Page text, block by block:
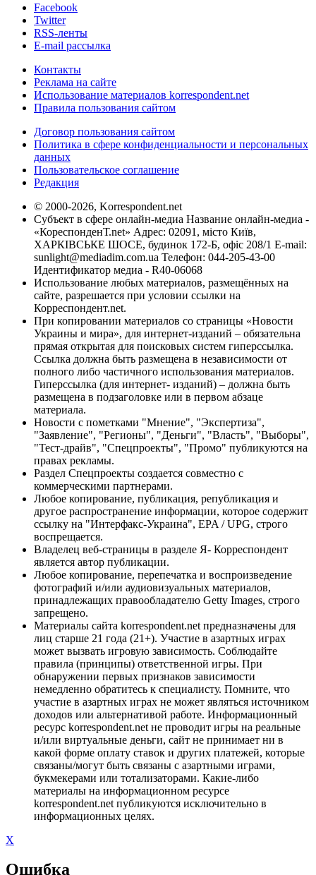
Facebook
Twitter
RSS-ленты
E-mail рассылка
Контакты
Реклама на сайте
Использование материалов korrespondent.net
Правила пользования сайтом
Договор пользования сайтом
Политика в сфере конфиденциальности и персональных
данных
Пользовательское соглашение
Редакция
© 2000-2026, Korrespondent.net
Субъект в сфере онлайн-медиа Название онлайн-медиа -
«КореспонденТ.net» Адрес: 02091, місто Київ,
ХАРКІВСЬКЕ ШОСЕ, будинок 172-Б, офіс 208/1 E-mail:
sunlight@mediadim.com.ua Телефон: 044-205-43-00
Идентификатор медиа - R40-06068
Использование любых материалов, размещённых на
сайте, разрешается при условии ссылки на
Корреспондент.net.
При копировании материалов со страницы «Новости
Украины и мира», для интернет-изданий – обязательна
прямая открытая для поисковых систем гиперссылка.
Ссылка должна быть размещена в независимости от
полного либо частичного использования материалов.
Гиперссылка (для интернет- изданий) – должна быть
размещена в подзаголовке или в первом абзаце
материала.
Новости с пометками "Мнение", "Экспертиза",
"Заявление", "Регионы", "Деньги", "Власть", "Выборы",
"Тест-драйв", "Спецпроекты", "Промо" публикуются на
правах рекламы.
Раздел Спецпроекты создается совместно с
коммерческими партнерами.
Любое копирование, публикация, републикация и
другое распространение информации, которое содержит
ссылку на "Интерфакс-Украина", EPA / UPG, строго
воспрещается.
Владелец веб-страницы в разделе Я- Корреспондент
является автор публикации.
Любое копирование, перепечатка и воспроизведение
фотографий и/или аудиовизуальных материалов,
принадлежащих правообладателю Getty Images, строго
запрещено.
Материалы сайта korrespondent.net предназначены для
лиц старше 21 года (21+). Участие в азартных играх
может вызвать игровую зависимость. Соблюдайте
правила (принципы) ответственной игры. При
обнаружении первых признаков зависимости
немедленно обратитесь к специалисту. Помните, что
участие в азартных играх не может являться источником
доходов или альтернативой работе. Информационный
ресурс korrespondent.net не проводит игры на реальные
и/или виртуальные деньги, сайт не принимает ни в
какой форме оплату ставок и других платежей, которые
связаны/могут быть связаны с азартными играми,
букмекерами или тотализаторами. Какие-либо
материалы на информационном ресурсе
korrespondent.net публикуются исключительно в
информационных целях.
X
Ошибка